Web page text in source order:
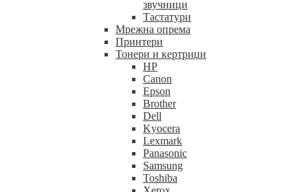
звучници
Тастатури
Мрежна опрема
Принтери
Тонери и кертриџи
HP
Canon
Epson
Brother
Dell
Kyocera
Lexmark
Panasonic
Samsung
Toshiba